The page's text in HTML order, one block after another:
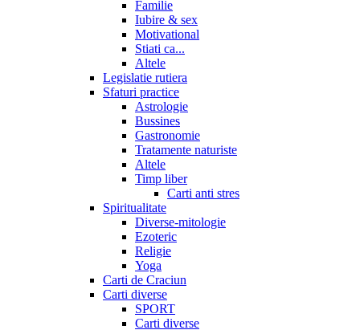
Familie
Iubire & sex
Motivational
Stiati ca...
Altele
Legislatie rutiera
Sfaturi practice
Astrologie
Bussines
Gastronomie
Tratamente naturiste
Altele
Timp liber
Carti anti stres
Spiritualitate
Diverse-mitologie
Ezoteric
Religie
Yoga
Carti de Craciun
Carti diverse
SPORT
Carti diverse